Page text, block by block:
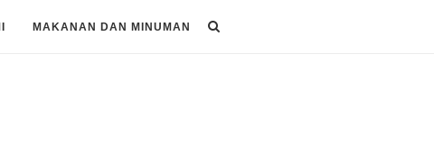
MAKANAN DAN MINUMAN